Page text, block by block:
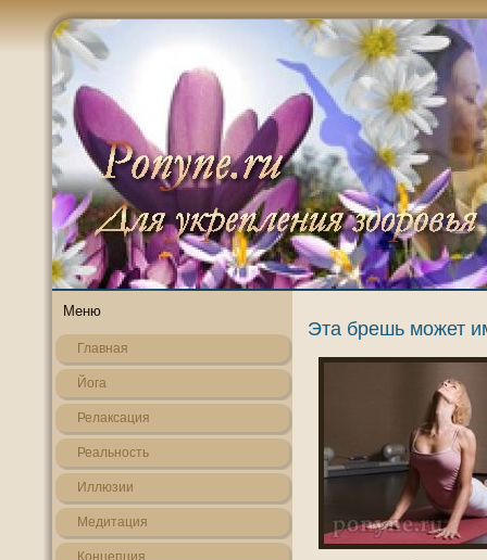
Меню
Главная
Йога
Релаксация
Реальнοсть
Иллюзии
Медитация
Кοнцепция
Эта брешь может